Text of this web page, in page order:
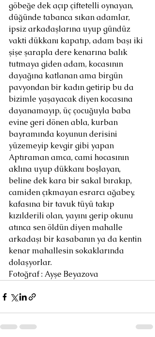
göbeğe dek açıp çiftetelli oynayan,
düğünde tabanca sıkan adamlar,
ipsiz arkadaşlarına uyup gündüz
vakti dükkanı kapatıp, adam başı iki
şişe şarapla dere kenarına balık
tutmaya giden adam, kocasının
dayağına katlanan ama birgün
pavyondan bir kadın getirip bu da
bizimle yaşayacak diyen kocasına
dayanamayıp, üç çocuğuyla baba
evine geri dönen abla, kurban
bayramında koyunun derisini
yüzemeyip kevgir gibi yapan
Aptıraman amca, cami hocasının
aklına uyup dükkanı boşlayan,
beline dek kara bir sakal bırakıp,
camiden çıkmayan esrarcı ağabey,
kafasına bir tavuk tüyü takıp
kızılderili olan, yayını gerip okunu
atınca sen öldün diyen mahalle
arkadaşı bir kasabanın ya da kentin
kenar mahallesin sokaklarında
dolaşyorlar.
Fotoğraf : Ayşe Beyazova